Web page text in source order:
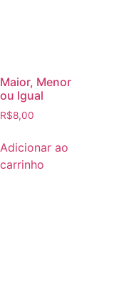
Maior, Menor
ou Igual
R$8,00
Adicionar ao
carrinho